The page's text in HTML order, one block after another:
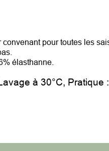
pour toutes les
élasthanne.
à 30°C, Pratique :